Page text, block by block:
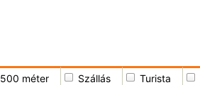
500 méter Szállás Turista